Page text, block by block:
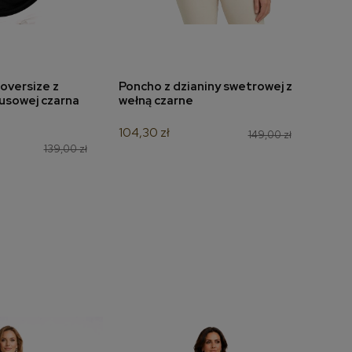
koszyka
z
czarna
139,00 zł
dodaj do koszyka
Poncho z dzianiny swetrowej z
wełną czarne
149,00 zł
104,30 zł